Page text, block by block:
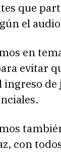
que
el
en
evitar
ingreso
con